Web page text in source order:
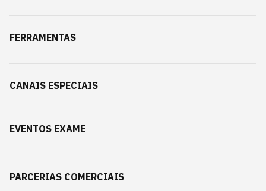
FERRAMENTAS
CANAIS ESPECIAIS
EVENTOS EXAME
PARCERIAS COMERCIAIS